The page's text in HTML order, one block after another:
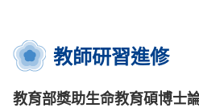
教師研習進修
教育部獎助生命教育碩博士